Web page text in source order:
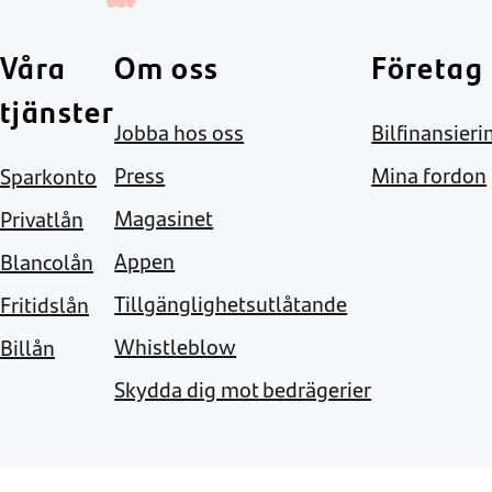
Våra
tjänster
Sparkonto
Privatlån
Blancolån
Fritidslån
Billån
Om oss
Jobba hos oss
Press
Magasinet
Appen
Tillgänglighetsutlåtande
Whistleblow
Skydda dig mot bedrägerier
Företag
Mina fordon